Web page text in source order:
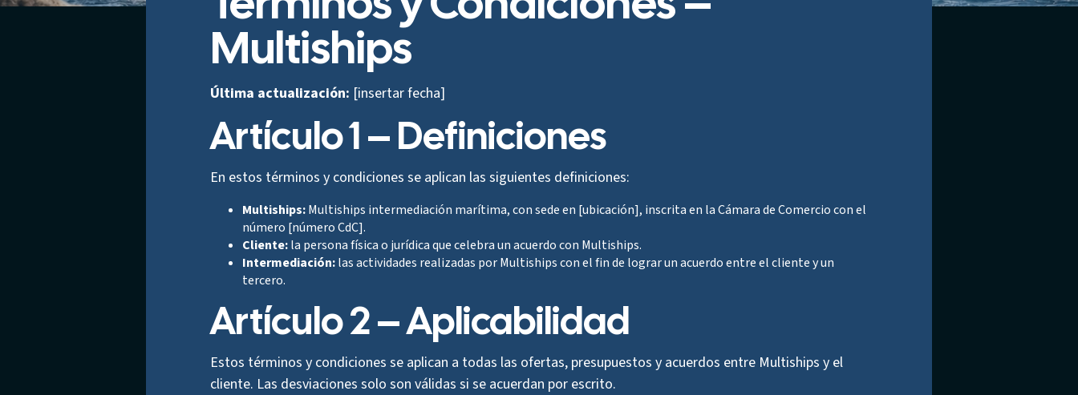
Multiships
Última actualización: [insertar fecha]
Artículo 1 – Definiciones
En estos términos y condiciones se aplican las siguientes definiciones:
Multiships:Multiships intermediación marítima, con sede en [ubicación], inscrita en la Cámara de Comercio con el
número [número CdC].
Cliente:la persona física o jurídica que celebra un acuerdo con Multiships.
Intermediación:las actividades realizadas por Multiships con el fin de lograr un acuerdo entre el cliente y un
tercero.
Artículo 2 – Aplicabilidad
Estos términos y condiciones se aplican a todas las ofertas, presupuestos y acuerdos entre Multiships y el
cliente. Las desviaciones solo son válidas si se acuerdan por escrito.